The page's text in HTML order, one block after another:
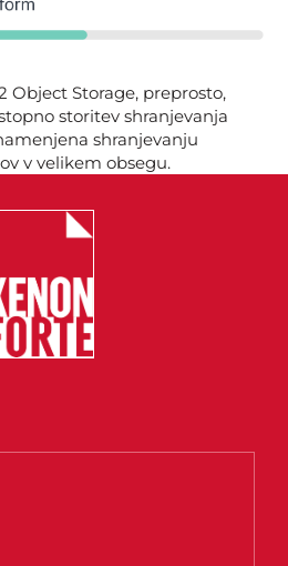
Object Storage, preprosto,
storitev shranjevanja
shranjevanju
v velikem obsegu.